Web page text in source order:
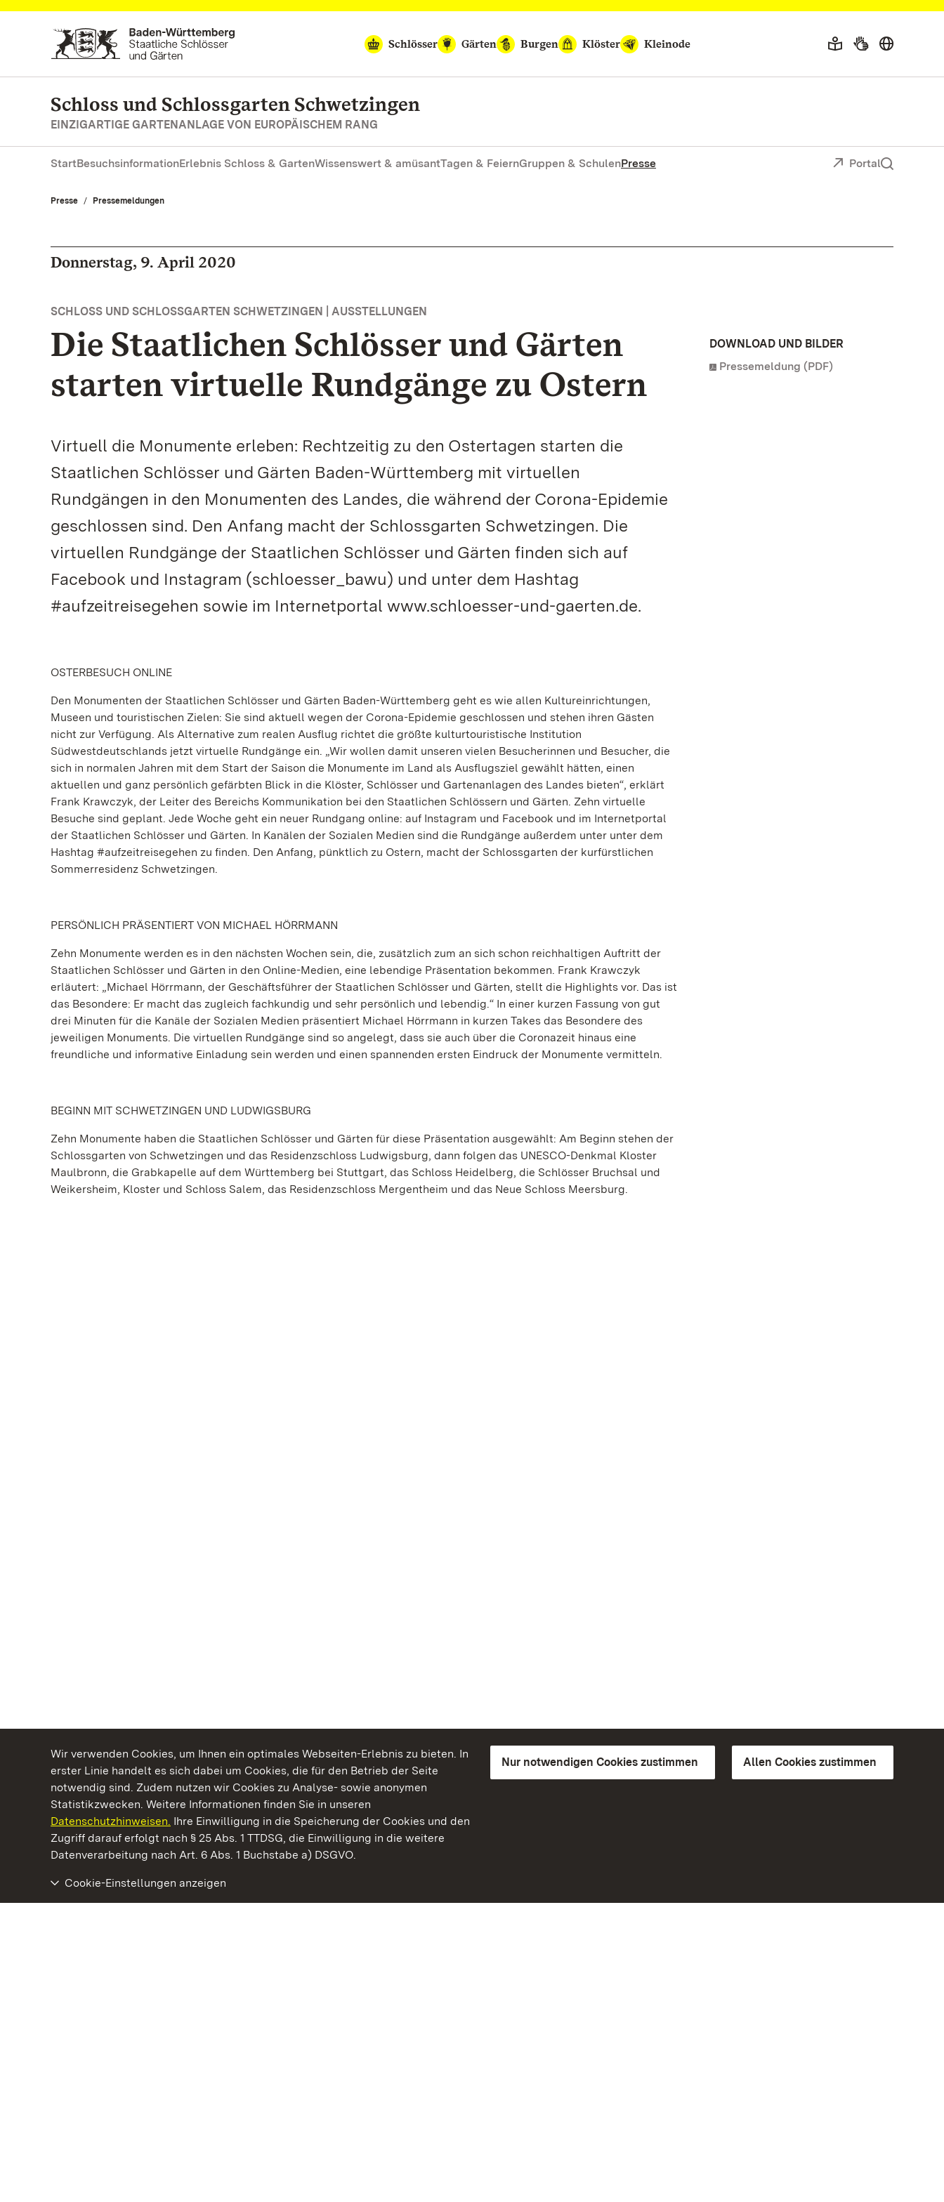
Wir verwenden Cookies, um Ihnen ein optimales Webseiten-Erlebnis zu bieten. In
erster Linie handelt es sich dabei um Cookies, die für den Betrieb der Seite
notwendig sind. Zudem nutzen wir Cookies zu Analyse- sowie anonymen
Statistikzwecken. Weitere Informationen finden Sie in unseren
Datenschutzhinweisen. Ihre Einwilligung in die Speicherung der Cookies und den
Zugriff darauf erfolgt nach § 25 Abs. 1 TTDSG, die Einwilligung in die weitere
Datenverarbeitung nach Art. 6 Abs. 1 Buchstabe a) DSGVO.
Nur notwendigen Cookies zustimmen Allen Cookies zustimmen
Cookie-Einstellungen anzeigen
Zum Hauptinhalt springen
Schlösser
Gärten Burgen Klöster Kleinode
Schloss und Schlossgarten Schwetzingen
EINZIGARTIGE GARTENANLAGE VON EUROPÄISCHEM RANG
StartBesuchsinformationErlebnis Schloss & GartenWissenswert & amüsantTagen & FeiernGruppen & SchulenPresse Portal
Presse Pressemeldungen
Donnerstag, 9. April 2020
SCHLOSS UND SCHLOSSGARTEN SCHWETZINGEN | AUSSTELLUNGEN
Die Staatlichen Schlösser und Gärten
starten virtuelle Rundgänge zu Ostern
Virtuell die Monumente erleben: Rechtzeitig zu den Ostertagen starten die
Staatlichen Schlösser und Gärten Baden-Württemberg mit virtuellen
Rundgängen in den Monumenten des Landes, die während der Corona-Epidemie
geschlossen sind. Den Anfang macht der Schlossgarten Schwetzingen. Die
virtuellen Rundgänge der Staatlichen Schlösser und Gärten finden sich auf
Facebook und Instagram (schloesser_bawu) und unter dem Hashtag
#aufzeitreisegehen sowie im Internetportal www.schloesser-und-gaerten.de.
OSTERBESUCH ONLINE
Den Monumenten der Staatlichen Schlösser und Gärten Baden-Württemberg geht es wie allen Kultureinrichtungen,
Museen und touristischen Zielen: Sie sind aktuell wegen der Corona-Epidemie geschlossen und stehen ihren Gästen
nicht zur Verfügung. Als Alternative zum realen Ausflug richtet die größte kulturtouristische Institution
Südwestdeutschlands jetzt virtuelle Rundgänge ein. „Wir wollen damit unseren vielen Besucherinnen und Besucher, die
sich in normalen Jahren mit dem Start der Saison die Monumente im Land als Ausflugsziel gewählt hätten, einen
aktuellen und ganz persönlich gefärbten Blick in die Klöster, Schlösser und Gartenanlagen des Landes bieten“, erklärt
Frank Krawczyk, der Leiter des Bereichs Kommunikation bei den Staatlichen Schlössern und Gärten. Zehn virtuelle
Besuche sind geplant. Jede Woche geht ein neuer Rundgang online: auf Instagram und Facebook und im Internetportal
der Staatlichen Schlösser und Gärten. In Kanälen der Sozialen Medien sind die Rundgänge außerdem unter unter dem
Hashtag #aufzeitreisegehen zu finden. Den Anfang, pünktlich zu Ostern, macht der Schlossgarten der kurfürstlichen
Sommerresidenz Schwetzingen.
PERSÖNLICH PRÄSENTIERT VON MICHAEL HÖRRMANN
Zehn Monumente werden es in den nächsten Wochen sein, die, zusätzlich zum an sich schon reichhaltigen Auftritt der
Staatlichen Schlösser und Gärten in den Online-Medien, eine lebendige Präsentation bekommen. Frank Krawczyk
erläutert: „Michael Hörrmann, der Geschäftsführer der Staatlichen Schlösser und Gärten, stellt die Highlights vor. Das ist
das Besondere: Er macht das zugleich fachkundig und sehr persönlich und lebendig.“ In einer kurzen Fassung von gut
drei Minuten für die Kanäle der Sozialen Medien präsentiert Michael Hörrmann in kurzen Takes das Besondere des
jeweiligen Monuments. Die virtuellen Rundgänge sind so angelegt, dass sie auch über die Coronazeit hinaus eine
freundliche und informative Einladung sein werden und einen spannenden ersten Eindruck der Monumente vermitteln.
BEGINN MIT SCHWETZINGEN UND LUDWIGSBURG
Zehn Monumente haben die Staatlichen Schlösser und Gärten für diese Präsentation ausgewählt: Am Beginn stehen der
Schlossgarten von Schwetzingen und das Residenzschloss Ludwigsburg, dann folgen das UNESCO-Denkmal Kloster
Maulbronn, die Grabkapelle auf dem Württemberg bei Stuttgart, das Schloss Heidelberg, die Schlösser Bruchsal und
Weikersheim, Kloster und Schloss Salem, das Residenzschloss Mergentheim und das Neue Schloss Meersburg.
DOWNLOAD UND BILDER
Pressemeldung (PDF)
Kommen. Staunen. Genießen.